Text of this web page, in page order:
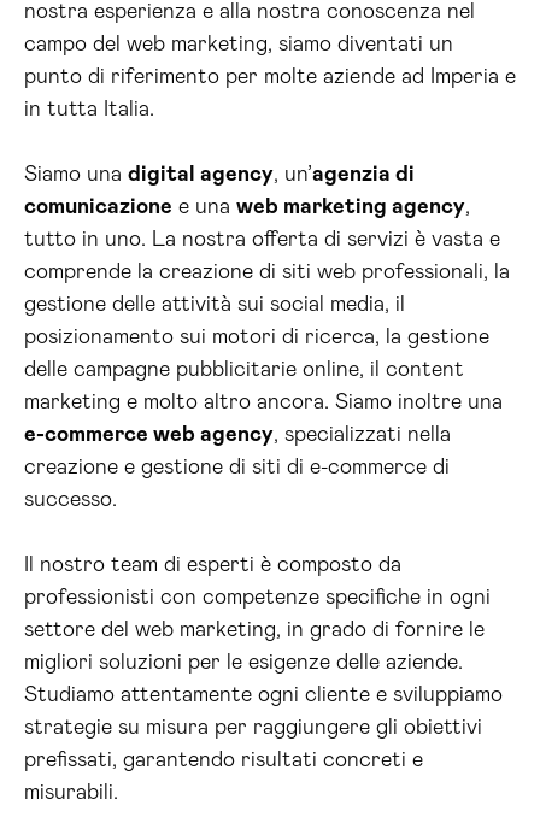
nostra esperienza e alla nostra conoscenza nel
campo del web marketing, siamo diventati un
punto di riferimento per molte aziende ad Imperia e
in tutta Italia.
Siamo una digital agency, un’agenzia di
comunicazione e una web marketing agency,
tutto in uno. La nostra offerta di servizi è vasta e
comprende la creazione di siti web professionali, la
gestione delle attività sui social media, il
posizionamento sui motori di ricerca, la gestione
delle campagne pubblicitarie online, il content
marketing e molto altro ancora. Siamo inoltre una
e-commerce web agency, specializzati nella
creazione e gestione di siti di e-commerce di
successo.
Il nostro team di esperti è composto da
professionisti con competenze specifiche in ogni
settore del web marketing, in grado di fornire le
migliori soluzioni per le esigenze delle aziende.
Studiamo attentamente ogni cliente e sviluppiamo
strategie su misura per raggiungere gli obiettivi
prefissati, garantendo risultati concreti e
misurabili.